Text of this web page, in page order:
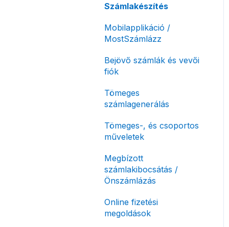
NAV pénztárgép feladás
Számlaverzum
Szolgáltatáscsomag
Fiók / felhasználó
Díjfizetés / díjtartozás /
Fizetési módok
Számlakészítés
Mobilapplikáció /
MostSzámlázz
Bejövő számlák és vevői
fiók
Tömeges
számlagenerálás
Tömeges-, és csoportos
műveletek
Megbízott
számlakibocsátás /
Önszámlázás
Online fizetési
megoldások